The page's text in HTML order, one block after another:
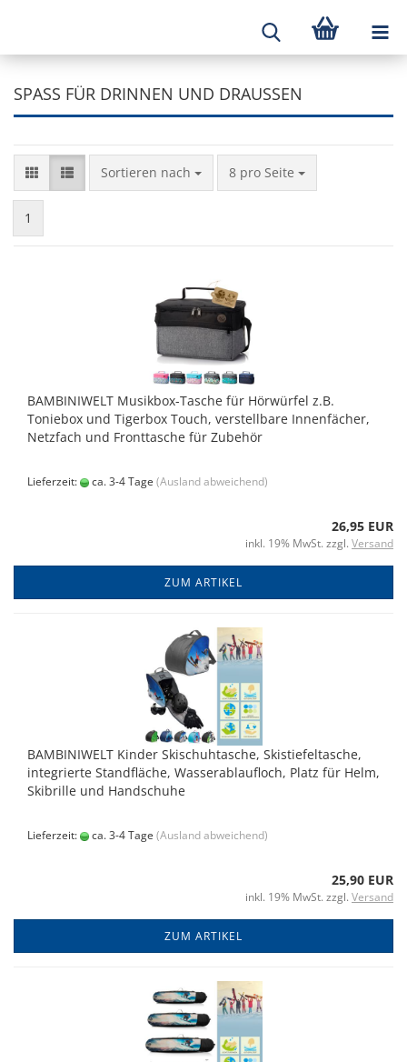
SPASS FÜR DRINNEN UND DRAUSSEN
Sortieren nach 8 pro Seite
1
BAMBINIWELT Musikbox-Tasche für Hörwürfel z.B.
Toniebox und Tigerbox Touch, verstellbare Innenfächer,
Netzfach und Fronttasche für Zubehör
Lieferzeit: ca. 3-4 Tage (Ausland abweichend)
26,95 EUR
inkl. 19% MwSt. zzgl. Versand
ZUM ARTIKEL
BAMBINIWELT Kinder Skischuhtasche, Skistiefeltasche,
integrierte Standfläche, Wasserablaufloch, Platz für Helm,
Skibrille und Handschuhe
Lieferzeit: ca. 3-4 Tage (Ausland abweichend)
25,90 EUR
inkl. 19% MwSt. zzgl. Versand
ZUM ARTIKEL